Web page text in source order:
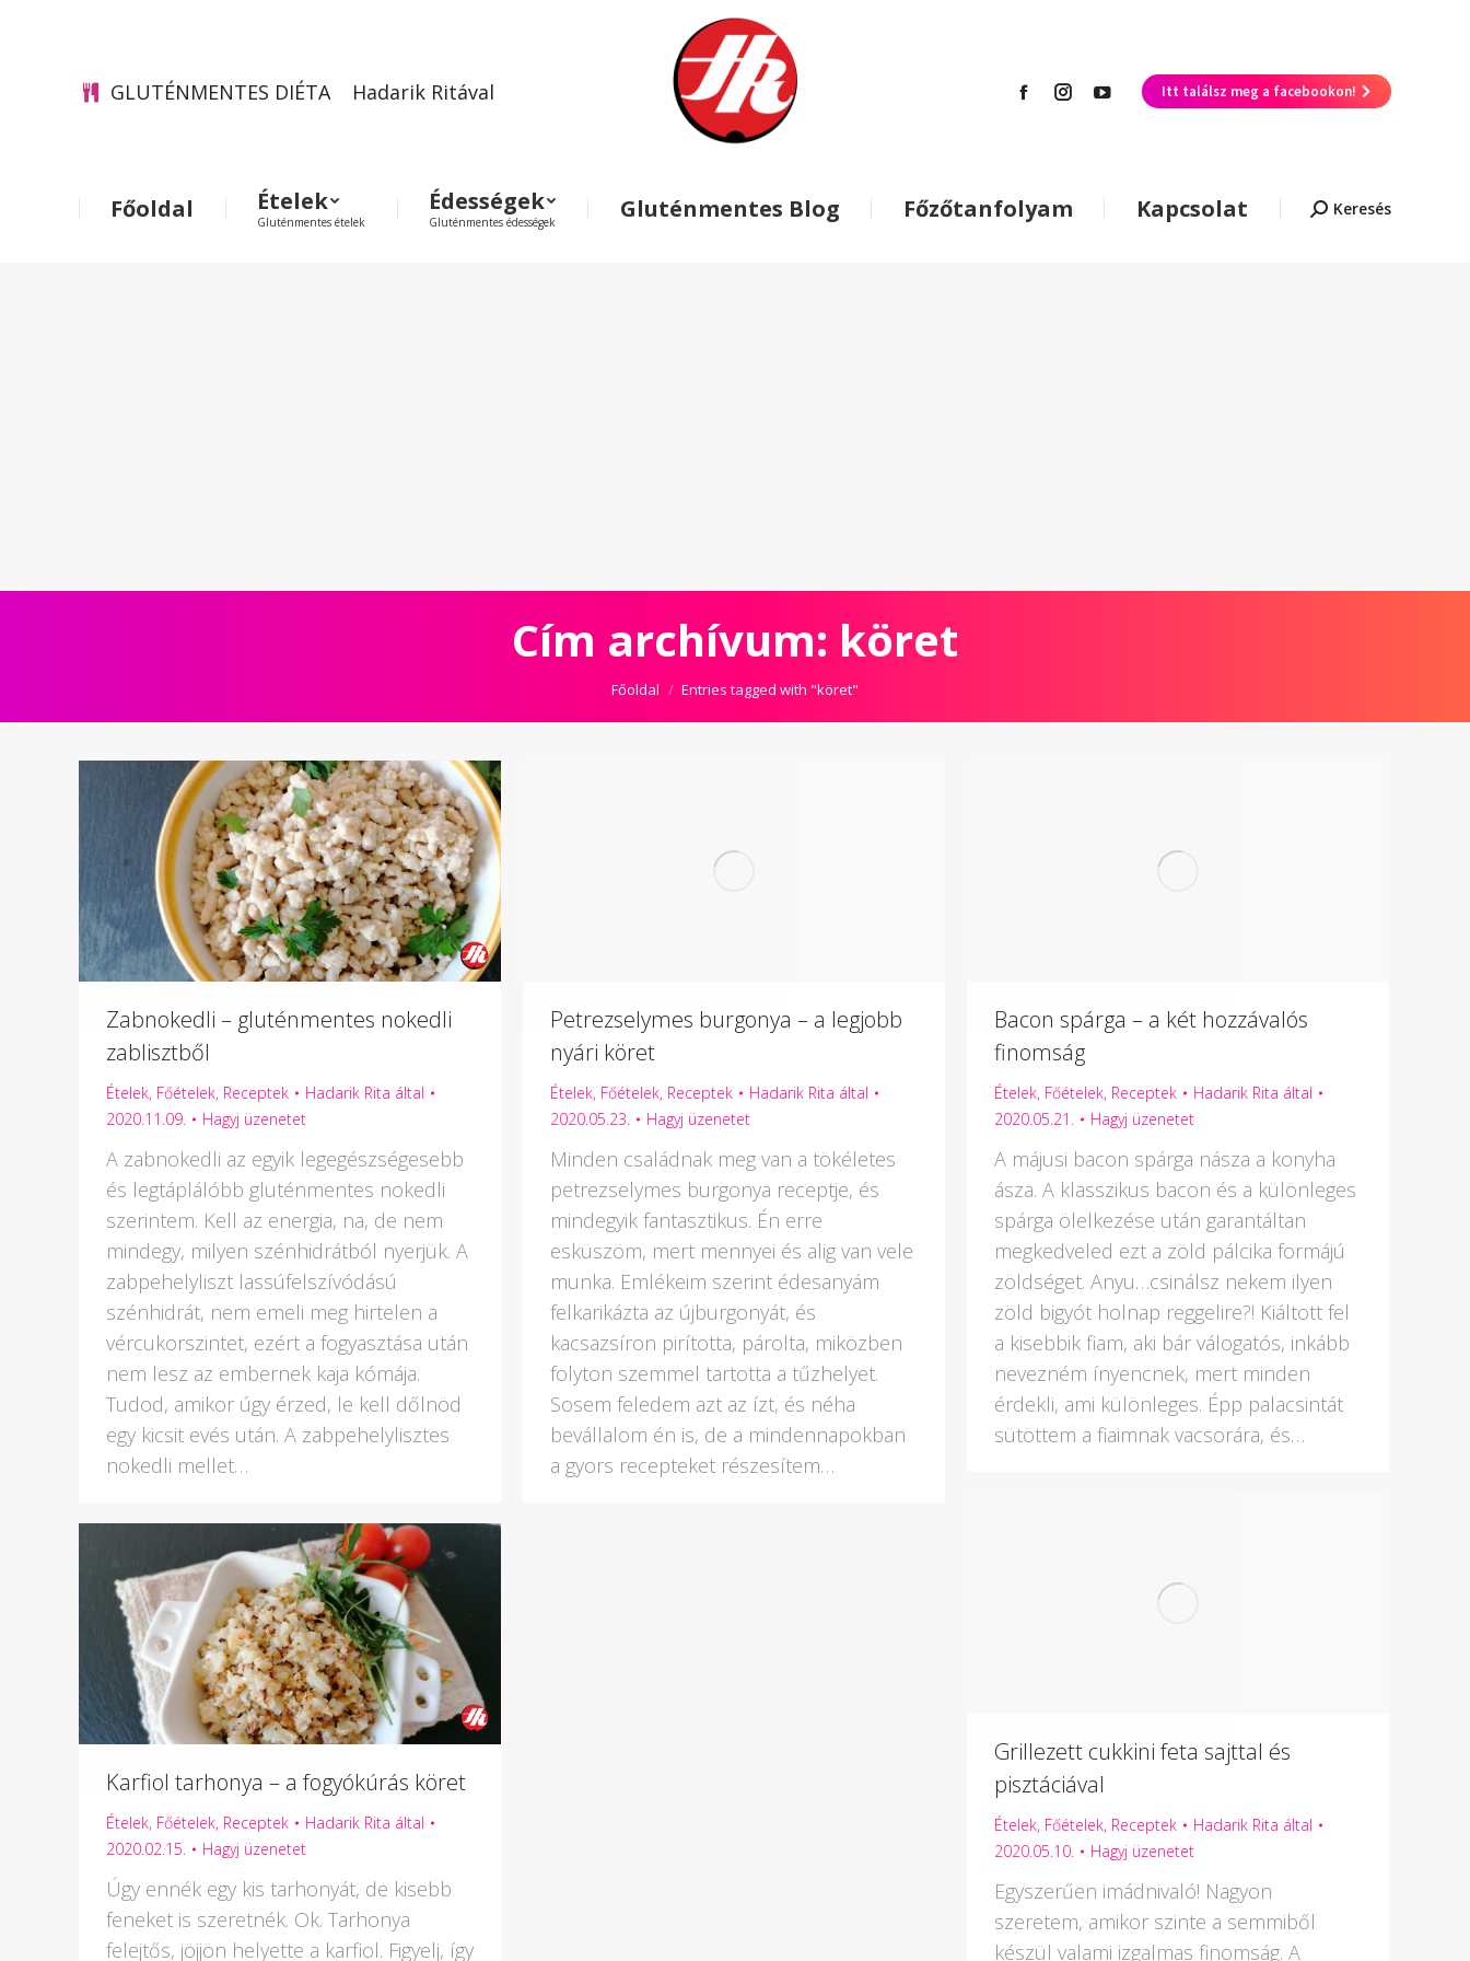
GLUTÉNMENTES DIÉTA Hadarik Ritával Itt találsz meg a facebookon!
Főoldal Ételek
Gluténmentes ételek
Édességek
Gluténmentes édességek Gluténmentes Blog Főzőtanfolyam Kapcsolat Keresés:
Keresés
Cím archívum: köret
Itt vagy most:
Főoldal Entries tagged with "köret"
Zabnokedli – gluténmentes nokedli
zablisztből
Ételek, Főételek, Receptek Hadarik Rita által
2020.11.09.
Hagyj üzenetet
A zabnokedli az egyik legegészségesebb
és legtáplálóbb gluténmentes nokedli
szerintem. Kell az energia, na, de nem
mindegy, milyen szénhidrátból nyerjük. A
zabpehelyliszt lassúfelszívódású
szénhidrát, nem emeli meg hirtelen a
vércukorszintet, ezért a fogyasztása után
nem lesz az embernek kaja kómája.
Tudod, amikor úgy érzed, le kell dőlnöd
egy kicsit evés után. A zabpehelylisztes
nokedli mellet…
Petrezselymes burgonya – a legjobb
nyári köret
Ételek, Főételek, Receptek Hadarik Rita által
2020.05.23.
Hagyj üzenetet
Minden családnak meg van a tökéletes
petrezselymes burgonya receptje, és
mindegyik fantasztikus. Én erre
esküszöm, mert mennyei és alig van vele
munka. Emlékeim szerint édesanyám
felkarikázta az újburgonyát, és
kacsazsíron pirította, párolta, miközben
folyton szemmel tartotta a tűzhelyet.
Sosem feledem azt az ízt, és néha
bevállalom én is, de a mindennapokban
a gyors recepteket részesítem…
Bacon spárga – a két hozzávalós
finomság
Ételek, Főételek, Receptek Hadarik Rita által
2020.05.21.
Hagyj üzenetet
A májusi bacon spárga násza a konyha
ásza. A klasszikus bacon és a különleges
spárga ölelkezése után garantáltan
megkedveled ezt a zöld pálcika formájú
zöldséget. Anyu…csinálsz nekem ilyen
zöld bigyót holnap reggelire?! Kiáltott fel
a kisebbik fiam, aki bár válogatós, inkább
nevezném ínyencnek, mert minden
érdekli, ami különleges. Épp palacsintát
sütöttem a fiaimnak vacsorára, és…
Grillezett cukkini feta sajttal és
pisztáciával
Ételek, Főételek, Receptek Hadarik Rita által
2020.05.10.
Hagyj üzenetet
Egyszerűen imádnivaló! Nagyon
szeretem, amikor szinte a semmiből
készül valami izgalmas finomság. A
Karfiol tarhonya – a fogyókúrás köret
Ételek, Főételek, Receptek Hadarik Rita által
2020.02.15.
Hagyj üzenetet
Úgy ennék egy kis tarhonyát, de kisebb
feneket is szeretnék. Ok. Tarhonya
felejtős, jöjjön helyette a karfiol. Figyelj, így